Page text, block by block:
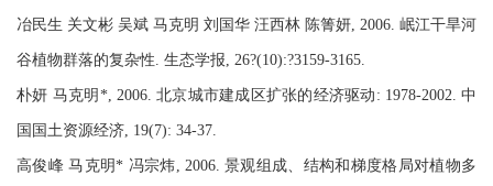
冶民生 关文彬 吴斌 马克明 刘国华 汪西林 陈箐妍, 2006. 岷江干旱河
谷植物群落的复杂性. 生态学报, 26?(10):?3159-3165.
朴妍 马克明*, 2006. 北京城市建成区扩张的经济驱动: 1978-2002. 中
国国土资源经济, 19(7): 34-37.
高俊峰 马克明* 冯宗炜, 2006. 景观组成、结构和梯度格局对植物多